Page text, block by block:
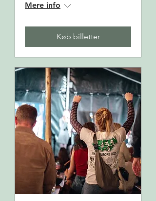
Mere info
Køb billetter